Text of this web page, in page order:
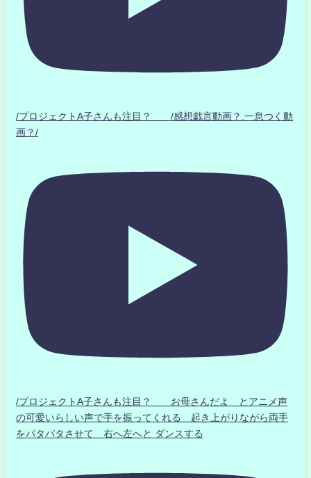
/プロジェクトA子さんも注目？ /感想戯言動画？.一息つく動
画？/
/プロジェクトA子さんも注目？ お母さんだよ とアニメ声
の可愛いらしい声で手を振ってくれる 起き上がりながら両手
をパタパタさせて 右へ左へと ダンスする